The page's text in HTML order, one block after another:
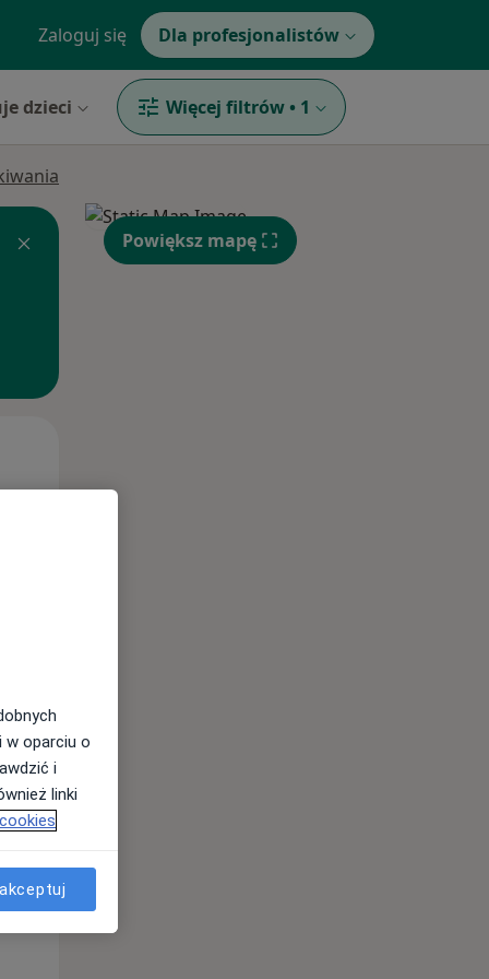
Zaloguj się Dla profesjonalistów
dzieci Więcej filtrów • 1
Wt,
11 Sie
Powiększ mapę
w oparciu o
i
linki